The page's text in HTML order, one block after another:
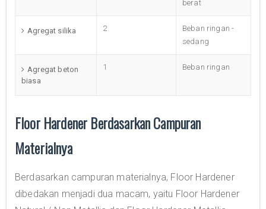
berat
Agregat silika 2
Beban ringan -
sedang
Agregat beton
biasa
1 Beban ringan
Floor Hardener Berdasarkan Campuran
Materialnya
Berdasarkan campuran materialnya, Floor Hardener
dibedakan menjadi dua macam, yaitu Floor Hardener